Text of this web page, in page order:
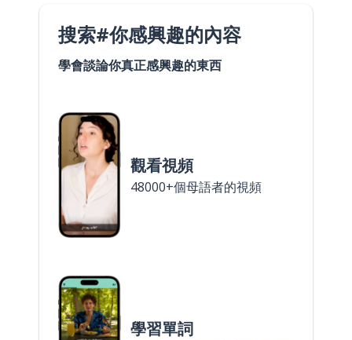
搜索#你感興趣的內容
學會談論你真正感興趣的東西
觀看視頻
48000+個母語者的視頻
學習單詞